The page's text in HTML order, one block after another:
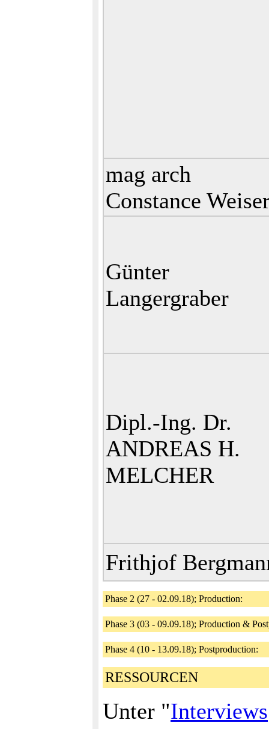
mag arch
Constance
Günter
Langergraber
Dipl.-Ing. Dr.
ANDREAS H.
MELCHER
Frithjof
Phase 2 (27 - 02.09.18); Production:
Phase 3 (03 - 09.09.18); Production &
Phase 4 (10 - 13.09.18); Postproduction:
RESSOURCEN
Unter "Interviews